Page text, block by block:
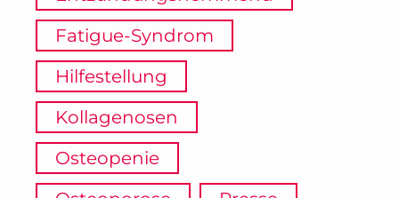
Fatigue-Syndrom
Hilfestellung
Kollagenosen
Osteopenie